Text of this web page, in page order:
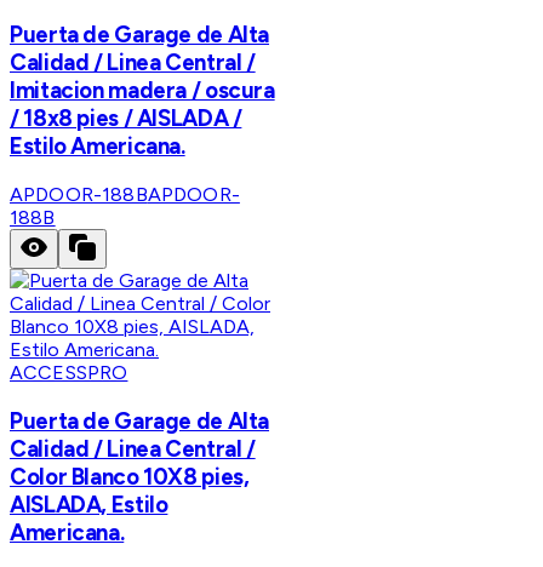
Puerta de Garage de Alta
Calidad / Linea Central /
Imitacion madera / oscura
/ 18x8 pies / AISLADA /
Estilo Americana.
APDOOR-188BAPDOOR-
188B
ACCESSPRO
Puerta de Garage de Alta
Calidad / Linea Central /
Color Blanco 10X8 pies,
AISLADA, Estilo
Americana.